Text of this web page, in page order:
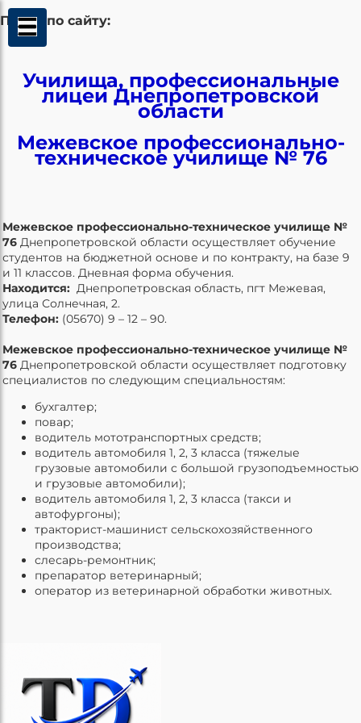
Поиск по сайту:
Училища, профессиональные
лицеи Днепропетровской
области
Межевское профессионально-
техническое училище № 76
Межевское профессионально-техническое училище №
76 Днепропетровской области осуществляет обучение
студентов на бюджетной основе и по контракту, на базе 9
и 11 классов. Дневная форма обучения.
Находится: Днепропетровская область, пгт Межевая,
улица Солнечная, 2.
Телефон: (05670) 9 – 12 – 90.
Межевское профессионально-техническое училище №
76 Днепропетровской области осуществляет подготовку
специалистов по следующим специальностям:
бухгалтер;
повар;
водитель мототранспортных средств;
водитель автомобиля 1, 2, 3 класса (тяжелые
грузовые автомобили с большой грузоподъемностью
и грузовые автомобили);
водитель автомобиля 1, 2, 3 класса (такси и
автофургоны);
тракторист-машинист сельскохозяйственного
производства;
слесарь-ремонтник;
препаратор ветеринарный;
оператор из ветеринарной обработки животных.